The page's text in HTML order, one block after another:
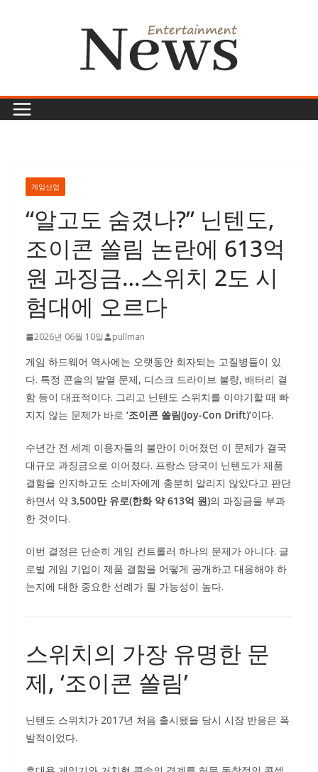
게임산업
“알고도 숨겼나?” 닌텐도,
조이콘 쏠림 논란에 613억
원 과징금…스위치 2도 시
험대에 오르다
2026년 06월 10일 pullman
게임 하드웨어 역사에는 오랫동안 회자되는 고질병들이 있
다. 특정 콘솔의 발열 문제, 디스크 드라이브 불량, 배터리 결
함 등이 대표적이다. 그리고 닌텐도 스위치를 이야기할 때 빠
지지 않는 문제가 바로 ‘조이콘 쏠림(Joy-Con Drift)’이다.
수년간 전 세계 이용자들의 불만이 이어졌던 이 문제가 결국
대규모 과징금으로 이어졌다. 프랑스 당국이 닌텐도가 제품
결함을 인지하고도 소비자에게 충분히 알리지 않았다고 판단
하면서 약 3,500만 유로(한화 약 613억 원)의 과징금을 부과
한 것이다.
이번 결정은 단순히 게임 컨트롤러 하나의 문제가 아니다. 글
로벌 게임 기업이 제품 결함을 어떻게 공개하고 대응해야 하
는지에 대한 중요한 선례가 될 가능성이 높다.
스위치의 가장 유명한 문
제, ‘조이콘 쏠림’
닌텐도 스위치가 2017년 처음 출시됐을 당시 시장 반응은 폭
발적이었다.